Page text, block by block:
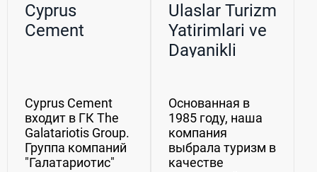
Cyprus
Cement
Cyprus Cement
входит в ГК The
Galatariotis Group.
Группа компаний
"Галатариотис"
Ulaslar Turizm
Yatirimlari ve
Dayanikli
Ticaret
Pazarlama AS
Основанная в
1985 году, наша
компания
выбрала туризм в
качестве